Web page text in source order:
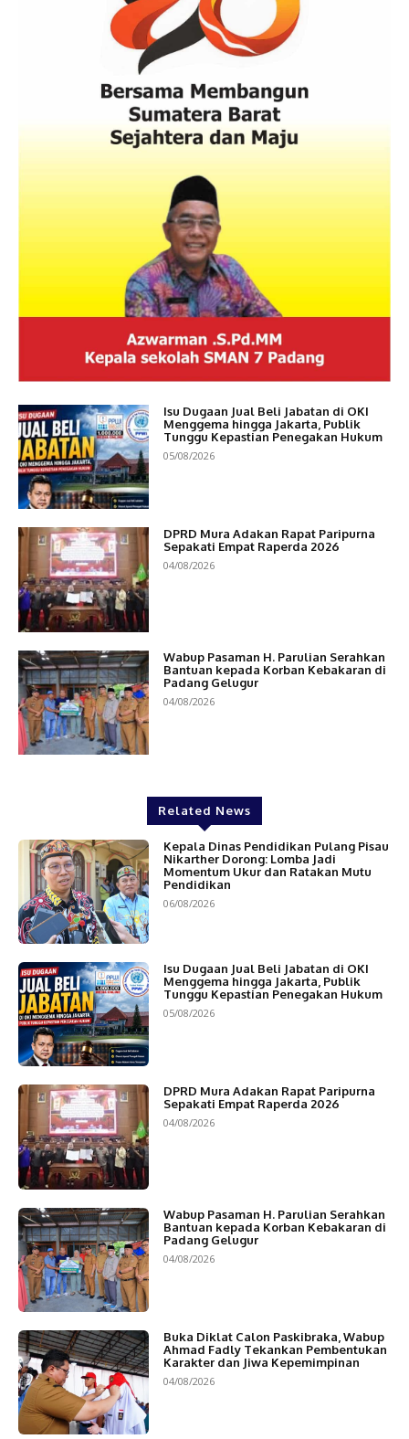
Isu Dugaan Jual Beli Jabatan di OKI
Menggema hingga Jakarta, Publik
Tunggu Kepastian Penegakan Hukum
05/08/2026
DPRD Mura Adakan Rapat Paripurna
Sepakati Empat Raperda 2026
04/08/2026
Wabup Pasaman H. Parulian Serahkan
Bantuan kepada Korban Kebakaran di
Padang Gelugur
04/08/2026
Related News
Kepala Dinas Pendidikan Pulang Pisau
Nikarther Dorong: Lomba Jadi
Momentum Ukur dan Ratakan Mutu
Pendidikan
06/08/2026
Isu Dugaan Jual Beli Jabatan di OKI
Menggema hingga Jakarta, Publik
Tunggu Kepastian Penegakan Hukum
05/08/2026
DPRD Mura Adakan Rapat Paripurna
Sepakati Empat Raperda 2026
04/08/2026
Wabup Pasaman H. Parulian Serahkan
Bantuan kepada Korban Kebakaran di
Padang Gelugur
04/08/2026
Buka Diklat Calon Paskibraka, Wabup
Ahmad Fadly Tekankan Pembentukan
Karakter dan Jiwa Kepemimpinan
04/08/2026